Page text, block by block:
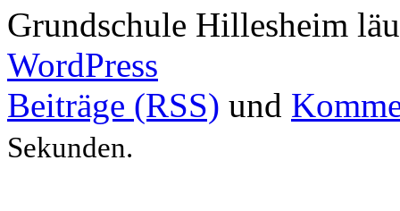
Grundschule Hillesheim
WordPress
Beiträge (RSS) und
Sekunden.